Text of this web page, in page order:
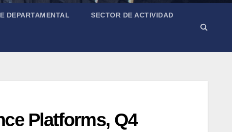
DEPARTAMENTAL SECTOR DE ACTIVIDAD
Platforms, Q4